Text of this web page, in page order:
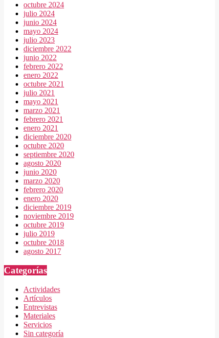
octubre 2024
julio 2024
junio 2024
mayo 2024
julio 2023
diciembre 2022
junio 2022
febrero 2022
enero 2022
octubre 2021
julio 2021
mayo 2021
marzo 2021
febrero 2021
enero 2021
diciembre 2020
octubre 2020
septiembre 2020
agosto 2020
junio 2020
marzo 2020
febrero 2020
enero 2020
diciembre 2019
noviembre 2019
octubre 2019
julio 2019
octubre 2018
agosto 2017
Categorías
Actividades
Artículos
Entrevistas
Materiales
Servicios
Sin categoría